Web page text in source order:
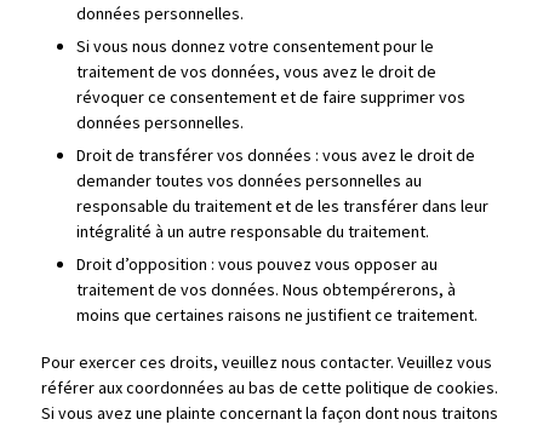
données personnelles.
Si vous nous donnez votre consentement pour le
traitement de vos données, vous avez le droit de
révoquer ce consentement et de faire supprimer vos
données personnelles.
Droit de transférer vos données : vous avez le droit de
demander toutes vos données personnelles au
responsable du traitement et de les transférer dans leur
intégralité à un autre responsable du traitement.
Droit d’opposition : vous pouvez vous opposer au
traitement de vos données. Nous obtempérerons, à
moins que certaines raisons ne justifient ce traitement.
Pour exercer ces droits, veuillez nous contacter. Veuillez vous
référer aux coordonnées au bas de cette politique de cookies.
Si vous avez une plainte concernant la façon dont nous traitons